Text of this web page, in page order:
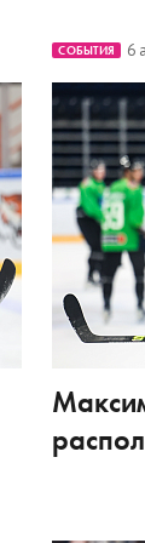
СОБЫТИЯ 6